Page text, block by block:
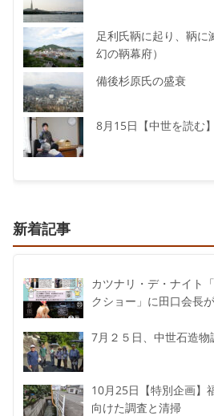
足利氏鞆に起り、鞆に
幻の鞆幕府）
備後杉原氏の盛衰
8月15日【中世を読む
新着記事
カツナリ・デ・ナイト
クショー」に田口会長
7月２５日、中世石造物
10月25日【特別企画】
向けた調査と清掃